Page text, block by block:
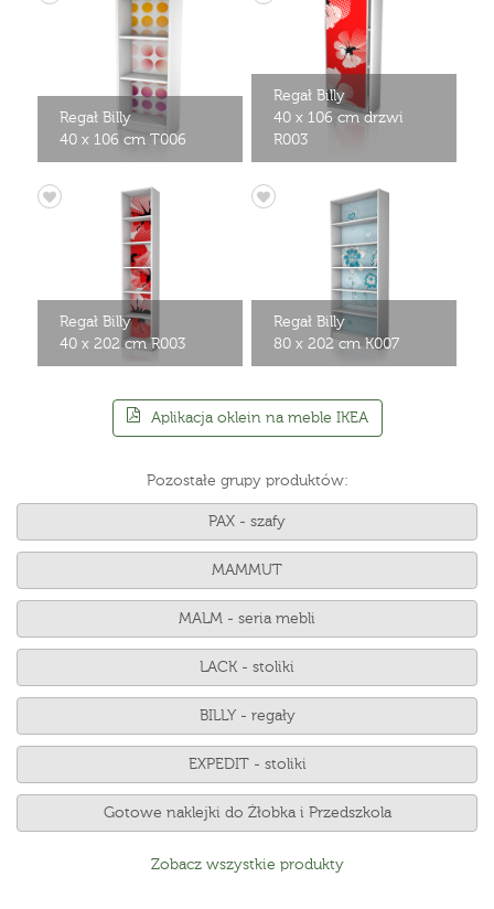
Regał Billy
40 x 106 cm T006
Regał Billy
40 x 106 cm drzwi
R003
Regał Billy
40 x 202 cm R003
Regał Billy
80 x 202 cm K007
Aplikacja oklein na meble IKEA
Pozostałe grupy produktów:
PAX - szafy
MAMMUT
MALM - seria mebli
LACK - stoliki
BILLY - regały
EXPEDIT - stoliki
Gotowe naklejki do Żłobka i Przedszkola
Zobacz wszystkie produkty